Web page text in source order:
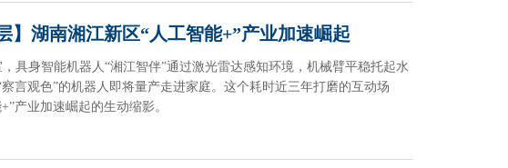
】湖南湘江新区“人工智能+”产业加速崛起
具身智能机器人“湘江智伴”通过激光雷达感知环境，机械臂平稳托起水
言观色”的机器人即将量产走进家庭。这个耗时近三年打磨的互动场
产业加速崛起的生动缩影。